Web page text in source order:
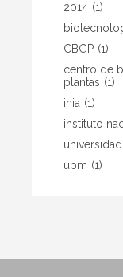
2014 (1)
CBGP (1)
centro de
plantas (1)
inia (1)
instituto
upm (1)